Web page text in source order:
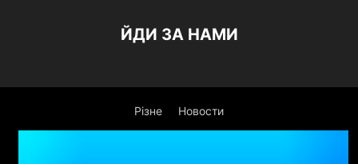
ЙДИ ЗА НАМИ
Різне Новости